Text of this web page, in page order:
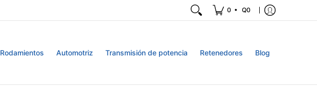
0 • Q0
Rodamientos Automotriz Transmisión de potencia Retenedores Blog